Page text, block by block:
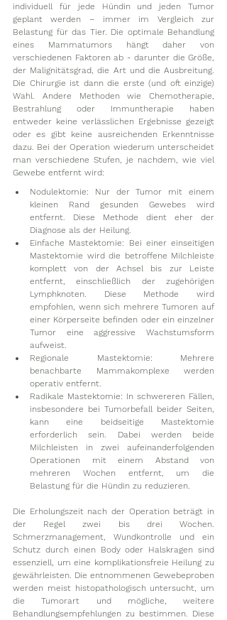
individuell für jede Hündin und jeden Tumor
geplant werden – immer im Vergleich zur
Belastung für das Tier. Die optimale Behandlung
eines Mammatumors hängt daher von
verschiedenen Faktoren ab - darunter die Größe,
der Malignitätsgrad, die Art und die Ausbreitung.
Die Chirurgie ist dann die erste (und oft einzige)
Wahl. Andere Methoden wie Chemotherapie,
Bestrahlung oder Immuntherapie haben
entweder keine verlässlichen Ergebnisse gezeigt
oder es gibt keine ausreichenden Erkenntnisse
dazu. Bei der Operation wiederum unterscheidet
man verschiedene Stufen, je nachdem, wie viel
Gewebe entfernt wird:
Nodulektomie: Nur der Tumor mit einem
kleinen Rand gesunden Gewebes wird
entfernt. Diese Methode dient eher der
Diagnose als der Heilung.
Einfache Mastektomie: Bei einer einseitigen
Mastektomie wird die betroffene Milchleiste
komplett von der Achsel bis zur Leiste
entfernt, einschließlich der zugehörigen
Lymphknoten. Diese Methode wird
empfohlen, wenn sich mehrere Tumoren auf
einer Körperseite befinden oder ein einzelner
Tumor eine aggressive Wachstumsform
aufweist.
Regionale Mastektomie: Mehrere
benachbarte Mammakomplexe werden
operativ entfernt.
Radikale Mastektomie: In schwereren Fällen,
insbesondere bei Tumorbefall beider Seiten,
kann eine beidseitige Mastektomie
erforderlich sein. Dabei werden beide
Milchleisten in zwei aufeinanderfolgenden
Operationen mit einem Abstand von
mehreren Wochen entfernt, um die
Belastung für die Hündin zu reduzieren.
Die Erholungszeit nach der Operation beträgt in
der Regel zwei bis drei Wochen.
Schmerzmanagement, Wundkontrolle und ein
Schutz durch einen Body oder Halskragen sind
essenziell, um eine komplikationsfreie Heilung zu
gewährleisten. Die entnommenen Gewebeproben
werden meist histopathologisch untersucht, um
die Tumorart und mögliche, weitere
Behandlungsempfehlungen zu bestimmen. Diese